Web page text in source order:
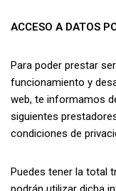
ACCESO A DATOS
Para poder prestar
funcionamiento y
web, te informamos
siguientes
condiciones de
Puedes tener la total